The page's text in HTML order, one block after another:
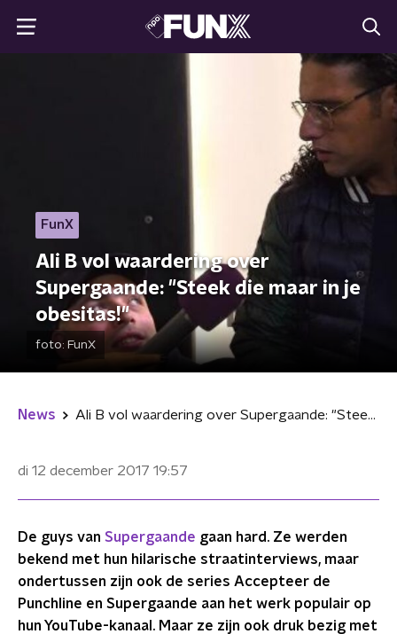
FunX
Ali B vol waardering over
Supergaande: "Steek die maar in je
obesitas!"
foto: FunX
News Ali B vol waardering over Supergaande: "Steek die maar in je obesitas!"
di 12 december 2017 19:57
De guys van Supergaande gaan hard. Ze werden
bekend met hun hilarische straatinterviews, maar
ondertussen zijn ook de series Accepteer de
Punchline en Supergaande aan het werk populair op
hun YouTube-kanaal. Maar ze zijn ook druk bezig met